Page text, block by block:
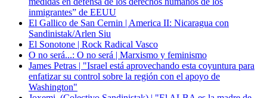
inmigrantes” de EEUU
El Gallico de San Cernin | America II: Nicaragua con
Sandinistak/Arlen Siu
El Sonotone | Rock Radical Vasco
O no será...: O no será | Marxismo y feminismo
James Petras | "Israel está aprovechando esta coyuntura para
enfatizar su control sobre la región con el apoyo de
Washington"